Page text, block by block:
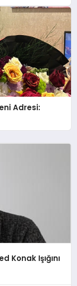
Adresi:
Konak Işığını